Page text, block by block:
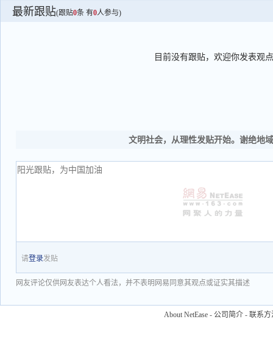
最新跟贴(跟贴0条 有0人参与)
目前没有跟贴，欢迎你发表观点
文明社会，从理性发贴开始。谢绝地
请登录发贴
网友评论仅供网友表达个人看法，并不表明网易同意其观点或证实其描述
About NetEase - 公司简介 - 联系方